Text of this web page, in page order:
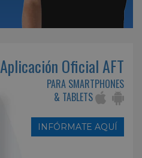
Aplicación Oficial AFT
PARA SMARTPHONES
& TABLETS
INFÓRMATE AQUÍ